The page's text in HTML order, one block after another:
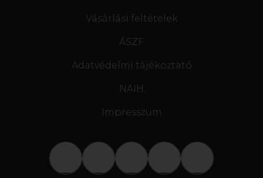
Vásárlási feltételek
ÁSZF
Adatvédelmi tájékoztató
NAIH
Impresszum